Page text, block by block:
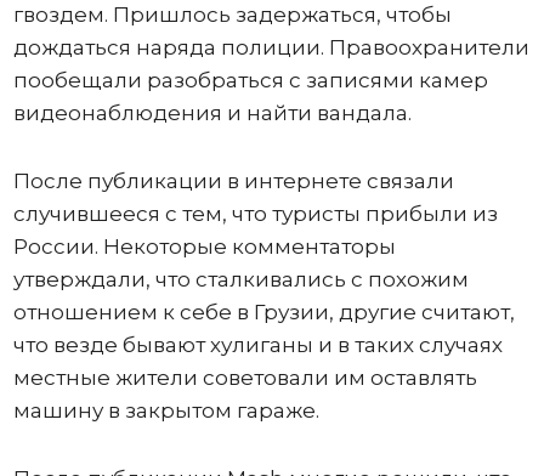
гвоздем. Пришлось задержаться, чтобы
дождаться наряда полиции. Правоохранители
пообещали разобраться с записями камер
видеонаблюдения и найти вандала.
После публикации в интернете связали
случившееся с тем, что туристы прибыли из
России. Некоторые комментаторы
утверждали, что сталкивались с похожим
отношением к себе в Грузии, другие считают,
что везде бывают хулиганы и в таких случаях
местные жители советовали им оставлять
машину в закрытом гараже.